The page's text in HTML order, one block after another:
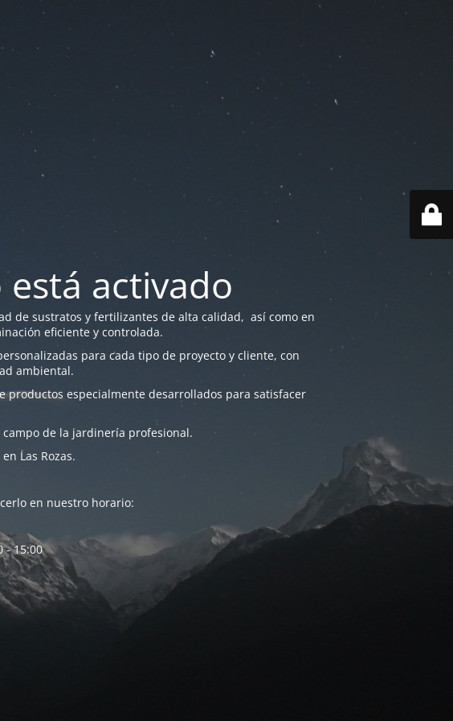
activado
de sustratos y fertilizantes de alta calidad, así como en
eficiente y controlada.
para cada tipo de proyecto y cliente, con
ambiental.
especialmente desarrollados para satisfacer
de la jardinería profesional.
Las Rozas.
en nuestro horario:
- 15:00